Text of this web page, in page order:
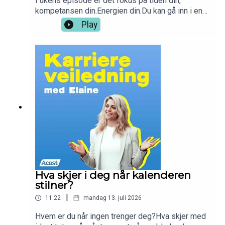
kompetansen din.Energien din.Du kan gå inn i en
organisasjon, ta ansvar, bidra, engasjere deg og
bli en del av noe som er større enn deg selv.Men
du kan ikke låne bort eierskapet til karrieren
din.For karrieren din tilhører ikke én
organisasjon.Den tilhører deg.Men hva betyr
egentlig det? God lytt <3
Play
Hva skjer i deg når kalenderen
stilner?
11:22 mandag 13. juli 2026
Hvem er du når ingen trenger deg?Hva skjer med